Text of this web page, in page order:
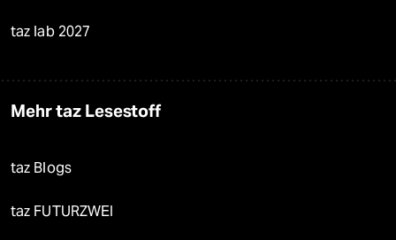
taz lab 2027
Mehr taz Lesestoff
taz Blogs
taz FUTURZWEI